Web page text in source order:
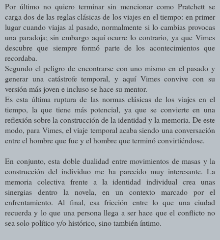
Por último no quiero terminar sin mencionar como Pratchett se
carga dos de las reglas clásicas de los viajes en el tiempo: en primer
lugar cuando viajas al pasado, normalmentesi lo cambias provocas
una paradoja; sin embargo aquí ocurre lo contrario, ya que Vimes
descubre que siempre formó parte de los acontecimientos que
recordaba.
Segundo el peligro de encontrarse con uno mismo en el pasado y
generar una catástrofe temporal, y aquí Vimes convive con su
versión más joven e incluso se hace su mentor.
Es esta última ruptura de las normas clásicas de los viajes en el
tiempo, la que tiene más potencial, ya que se convierte en una
reflexión sobre la construcción de la identidad y la memoria. De este
modo, para Vimes, el viaje temporal acaba siendo una conversación
entre el hombre que fue y el hombre que terminó convirtiéndose.
En conjunto, esta doble dualidad entre movimientos de masas y la
construcción del individuo me ha parecido muy interesante. La
memoria colectiva frente a la identidad individual crea unas
sinergias dentro la novela, en un contexto marcado por el
enfrentamiento. Al final, esa fricción entre lo que una ciudad
recuerda y lo que una persona llega a ser hace que el conflicto no
sea solo político y/o histórico, sino también íntimo.